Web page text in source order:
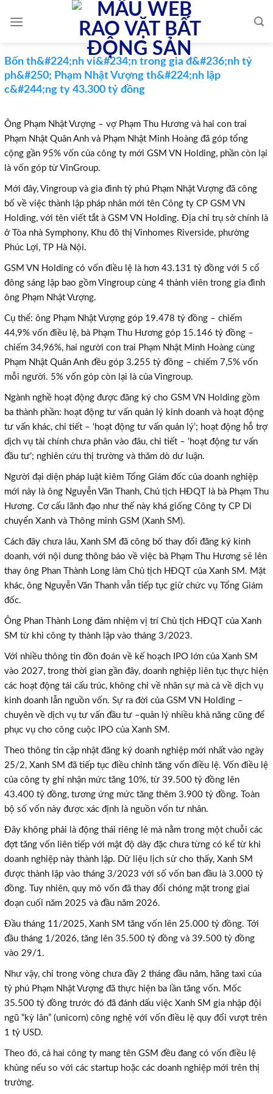
Bốn th&#224;nh vi&#234;n trong gia đ&#236;nh tỷ
ph&#250; Phạm Nhật Vượng th&#224;nh lập
c&#244;ng ty 43.300 tỷ đồng
Ông Phạm Nhật Vượng – vợ Phạm Thu Hương và hai con trai
Phạm Nhật Quân Anh và Phạm Nhật Minh Hoàng đã góp tổng
cộng gần 95% vốn của công ty mới GSM VN Holding, phần còn lại
là vốn góp từ VinGroup.
Mới đây, Vingroup và gia đình tỷ phú Phạm Nhật Vượng đã công
bố về việc thành lập pháp nhân mới tên Công ty CP GSM VN
Holding, với tên viết tắt à GSM VN Holding. Địa chỉ trụ sở chính là
ở Tòa nhà Symphony, Khu đô thị Vinhomes Riverside, phường
Phúc Lợi, TP Hà Nội.
GSM VN Holding có vốn điều lệ là hơn 43.131 tỷ đồng với 5 cổ
đông sáng lập bao gồm Vingroup cùng 4 thành viên trong gia đình
ông Phạm Nhật Vượng.
Cụ thể: ông Phạm Nhật Vượng góp 19.478 tỷ đồng – chiếm
44,9% vốn điều lệ, bà Phạm Thu Hương góp 15.146 tỷ đồng –
chiếm 34,96%, hai người con trai Phạm Nhật Minh Hoàng cùng
Phạm Nhật Quân Anh đều góp 3.255 tỷ đồng – chiếm 7,5% vốn
mỗi người. 5% vốn góp còn lại là của Vingroup.
Ngành nghề hoạt động được đăng ký cho GSM VN Holding gồm
ba thành phần: hoạt động tư vấn quản lý kinh doanh và hoạt động
tư vấn khác, chi tiết – ‘hoạt động tư vấn quản lý’; hoạt động hỗ trợ
dịch vụ tài chính chưa phân vào đâu, chi tiết – ‘hoạt động tư vấn
đầu tư’; nghiên cứu thị trường và thăm dò dư luận.
Người đại diện pháp luật kiêm Tổng Giám đốc của doanh nghiệp
mới này là ông Nguyễn Văn Thanh, Chủ tịch HĐQT là bà Phạm Thu
Hương. Cơ cấu lãnh đạo như thế này khá giống Công ty CP Di
chuyển Xanh và Thông minh GSM (Xanh SM).
Cách đây chưa lâu, Xanh SM đã công bố thay đổi đăng ký kinh
doanh, với nội dung thông báo về việc bà Phạm Thu Hương sẽ lên
thay ông Phan Thành Long làm Chủ tịch HĐQT của Xanh SM. Mặt
khác, ông Nguyễn Văn Thanh vẫn tiếp tục giữ chức vụ Tổng Giám
đốc.
Ông Phan Thành Long đảm nhiệm vị trí Chủ tịch HĐQT của Xanh
SM từ khi công ty thành lập vào tháng 3/2023.
Với nhiều thông tin đồn đoán về kế hoạch IPO lớn của Xanh SM
vào 2027, trong thời gian gần đây, doanh nghiệp liên tục thực hiện
các hoạt động tái cấu trúc, không chỉ về nhân sự mà cả về dịch vụ
kinh doanh lẫn nguồn vốn. Sự ra đời của GSM VN Holding –
chuyên về dịch vụ tư vấn đầu tư –quản lý nhiều khả năng cũng để
phục vụ cho công cuộc IPO của Xanh SM.
Theo thông tin cập nhật đăng ký doanh nghiệp mới nhất vào ngày
25/2, Xanh SM đã tiếp tục điều chỉnh tăng vốn điều lệ. Vốn điều lệ
của công ty ghi nhận mức tăng 10%, từ 39.500 tỷ đồng lên
43.400 tỷ đồng, tương ứng mức tăng thêm 3.900 tỷ đồng. Toàn
bộ số vốn này được xác định là nguồn vốn tư nhân.
Đây không phải là động thái riêng lẻ mà nằm trong một chuỗi các
đợt tăng vốn liên tiếp với mật độ dày đặc chưa từng có kể từ khi
doanh nghiệp này thành lập. Dữ liệu lịch sử cho thấy, Xanh SM
được thành lập vào tháng 3/2023 với số vốn ban đầu là 3.000 tỷ
đồng. Tuy nhiên, quy mô vốn đã thay đổi chóng mặt trong giai
đoạn cuối năm 2025 và đầu năm 2026.
Đầu tháng 11/2025, Xanh SM tăng vốn lên 25.000 tỷ đồng. Tới
đầu tháng 1/2026, tăng lên 35.500 tỷ đồng và 39.500 tỷ đồng
vào 29/1.
Như vậy, chỉ trong vòng chưa đầy 2 tháng đầu năm, hãng taxi của
tỷ phú Phạm Nhật Vượng đã thực hiện ba lần tăng vốn. Mốc
35.500 tỷ đồng trước đó đã đánh dấu việc Xanh SM gia nhập đội
ngũ “kỳ lân” (unicorn) công nghệ với vốn điều lệ quy đổi vượt trên
1 tỷ USD.‎
Theo đó, cả hai công ty mang tên GSM đều đang có vốn điều lệ
khủng nếu so với các startup hoặc các doanh nghiệp mới trên thị
trường.